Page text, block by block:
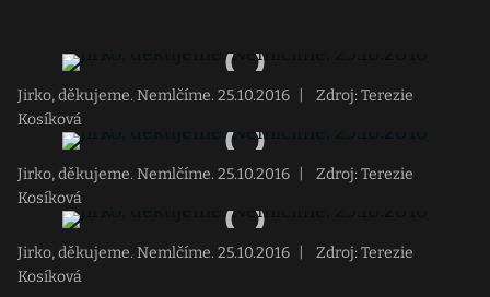
Jirko, děkujeme. Nemlčíme. 25.10.2016
Zdroj: Terezie
Kosíková
Jirko, děkujeme. Nemlčíme. 25.10.2016
Zdroj: Terezie
Kosíková
Jirko, děkujeme. Nemlčíme. 25.10.2016
Zdroj: Terezie
Kosíková